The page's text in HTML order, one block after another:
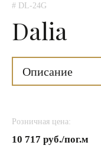
# DL-24G
Dalia
Описание
Розничная цена:
10 717 руб./пог.м